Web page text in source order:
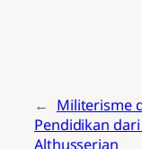
← Militerisme
Pendidikan
Althusserian